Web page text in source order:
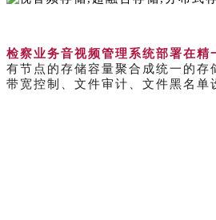
检察业务音视频管理系统部署在精
有节点的存储容量聚合成统一的
带宽控制、文件审计、文件黑名单